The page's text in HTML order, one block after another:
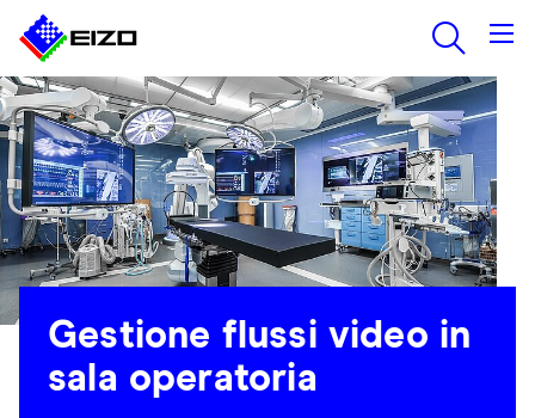
Gestione flussi video in
sala operatoria